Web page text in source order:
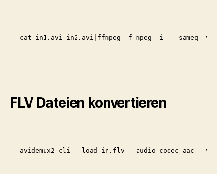
cat in1.avi in2.avi|ffmpeg -f mpeg -i - -sameq -
FLV Dateien konvertieren
avidemux2_cli --load in.flv --audio-codec aac --